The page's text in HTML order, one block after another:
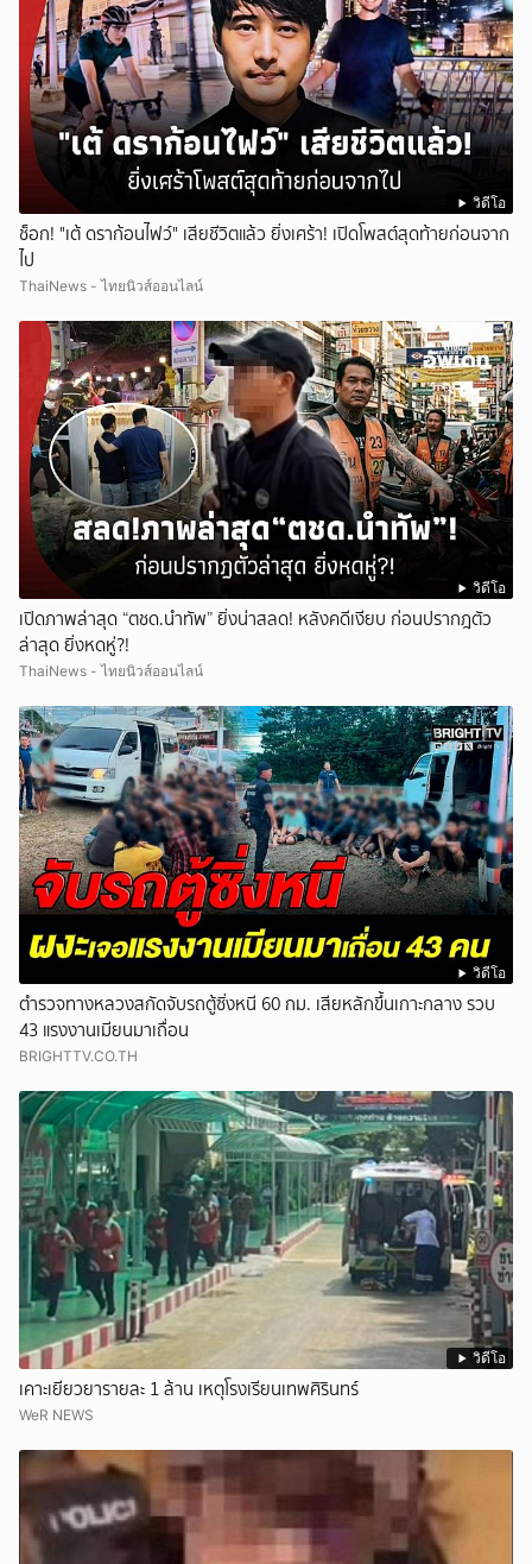
วิดีโอ
ช็อก! "เต้ ดราก้อนไฟว์" เสียชีวิตแล้ว ยิ่งเศร้า! เปิดโพสต์สุดท้ายก่อนจาก
ไป
ThaiNews - ไทยนิวส์ออนไลน์
วิดีโอ
เปิดภาพล่าสุด “ตชด.นำทัพ” ยิ่งน่าสลด! หลังคดีเงียบ ก่อนปรากฎตัว
ล่าสุด ยิ่งหดหู่?!
ThaiNews - ไทยนิวส์ออนไลน์
วิดีโอ
ตำรวจทางหลวงสกัดจับรถตู้ซิ่งหนี 60 กม. เสียหลักขึ้นเกาะกลาง รวบ
43 แรงงานเมียนมาเถื่อน
BRIGHTTV.CO.TH
วิดีโอ
เคาะเยียวยารายละ 1 ล้าน เหตุโรงเรียนเทพศิรินทร์
WeR NEWS